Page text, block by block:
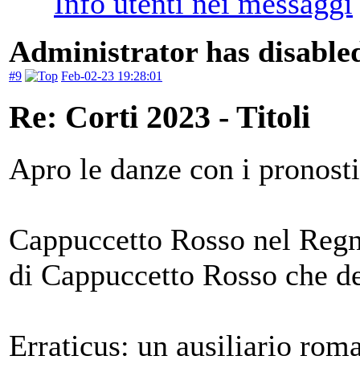
Administrator has
#9 Feb-02-23 19:28:01
Re: Corti 2023 - Titoli
Apro le danze con i
Cappuccetto Rosso nel
di Cappuccetto Rosso che
Erraticus: un ausiliario